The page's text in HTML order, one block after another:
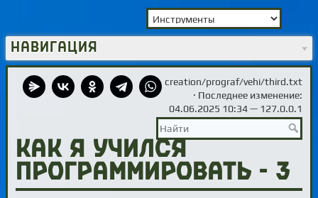
Навигация
creation/prograf/vehi/third.txt
· Последнее изменение:
04.06.2025 10:34 — 127.0.0.1
Как я учился
программировать - 3